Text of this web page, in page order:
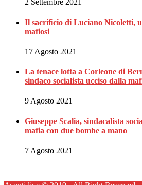
2 Settembre 2021
Il sacrificio di Luciano Nicoletti,
mafiosi
17 Agosto 2021
La tenace lotta a Corleone di
sindaco socialista ucciso dalla
9 Agosto 2021
Giuseppe Scalia, sindacalista
mafia con due bombe a mano
7 Agosto 2021